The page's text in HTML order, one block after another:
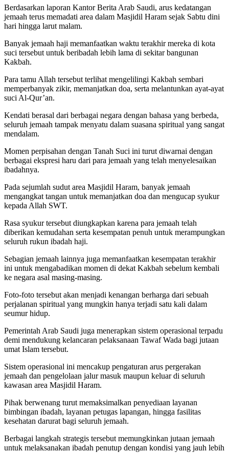
Berdasarkan laporan Kantor Berita Arab Saudi, arus kedatangan
jemaah terus memadati area dalam Masjidil Haram sejak Sabtu dini
hari hingga larut malam.
Banyak jemaah haji memanfaatkan waktu terakhir mereka di kota
suci tersebut untuk beribadah lebih lama di sekitar bangunan
Kakbah.
Para tamu Allah tersebut terlihat mengelilingi Kakbah sembari
memperbanyak zikir, memanjatkan doa, serta melantunkan ayat-ayat
suci Al-Qur’an.
Kendati berasal dari berbagai negara dengan bahasa yang berbeda,
seluruh jemaah tampak menyatu dalam suasana spiritual yang sangat
mendalam.
Momen perpisahan dengan Tanah Suci ini turut diwarnai dengan
berbagai ekspresi haru dari para jemaah yang telah menyelesaikan
ibadahnya.
Pada sejumlah sudut area Masjidil Haram, banyak jemaah
mengangkat tangan untuk memanjatkan doa dan mengucap syukur
kepada Allah SWT.
Rasa syukur tersebut diungkapkan karena para jemaah telah
diberikan kemudahan serta kesempatan penuh untuk merampungkan
seluruh rukun ibadah haji.
Sebagian jemaah lainnya juga memanfaatkan kesempatan terakhir
ini untuk mengabadikan momen di dekat Kakbah sebelum kembali
ke negara asal masing-masing.
Foto-foto tersebut akan menjadi kenangan berharga dari sebuah
perjalanan spiritual yang mungkin hanya terjadi satu kali dalam
seumur hidup.
Pemerintah Arab Saudi juga menerapkan sistem operasional terpadu
demi mendukung kelancaran pelaksanaan Tawaf Wada bagi jutaan
umat Islam tersebut.
Sistem operasional ini mencakup pengaturan arus pergerakan
jemaah dan pengelolaan jalur masuk maupun keluar di seluruh
kawasan area Masjidil Haram.
Pihak berwenang turut memaksimalkan penyediaan layanan
bimbingan ibadah, layanan petugas lapangan, hingga fasilitas
kesehatan darurat bagi seluruh jemaah.
Berbagai langkah strategis tersebut memungkinkan jutaan jemaah
untuk melaksanakan ibadah penutup dengan kondisi yang jauh lebih